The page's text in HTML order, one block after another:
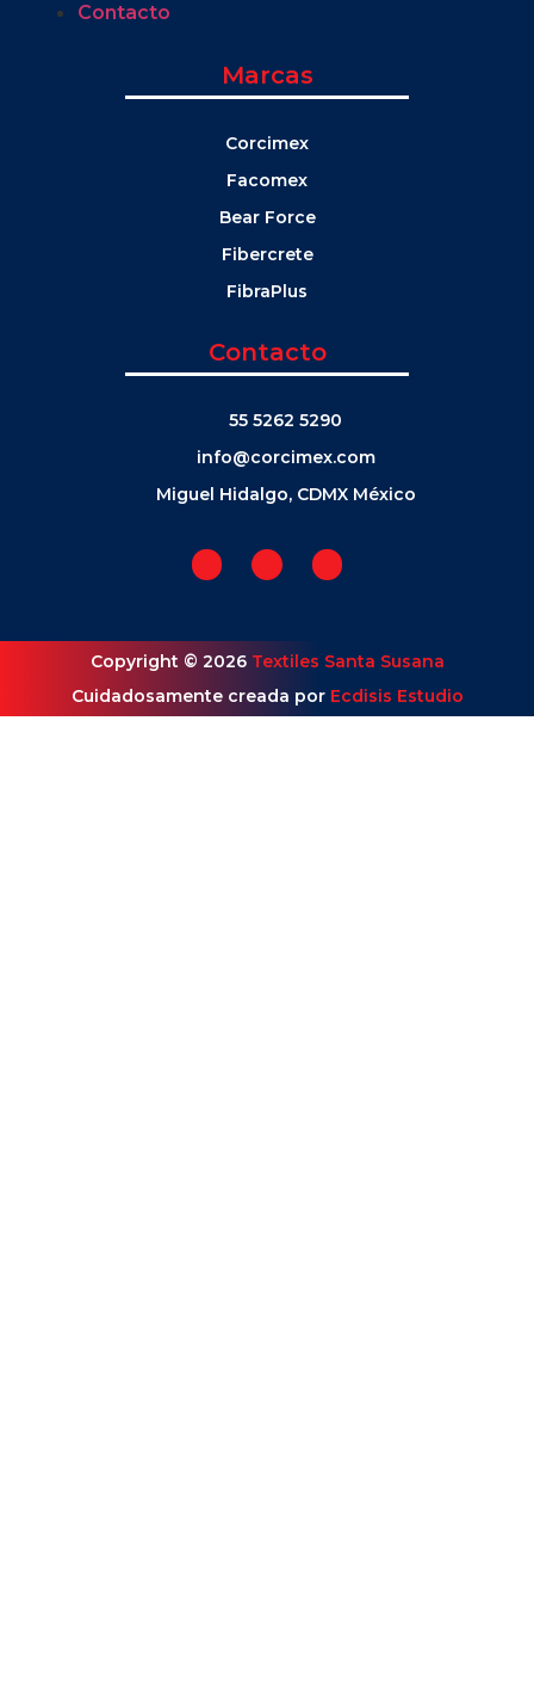
Contacto
Marcas
Corcimex
Facomex
Bear Force
Fibercrete
FibraPlus
Contacto
55 5262 5290
info@corcimex.com
Miguel Hidalgo, CDMX México
Copyright © 2026 Textiles Santa Susana
Cuidadosamente creada por Ecdisis Estudio